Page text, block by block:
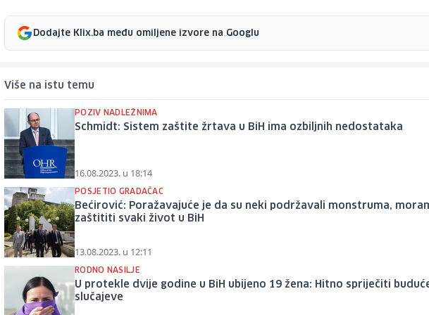
Dodajte Klix.ba među omiljene izvore na Googlu
Više na istu temu
POZIV NADLEŽNIMA
Schmidt: Sistem zaštite žrtava u BiH ima ozbiljnih nedostataka
16.08.2023. u 18:14
POSJETIO GRADAČAC
Bećirović: Poražavajuće je da su neki podržavali monstruma,
zaštititi svaki život u BiH
13.08.2023. u 12:11
RODNO NASILJE
U protekle dvije godine u BiH ubijeno 19 žena: Hitno spriječiti
slučajeve